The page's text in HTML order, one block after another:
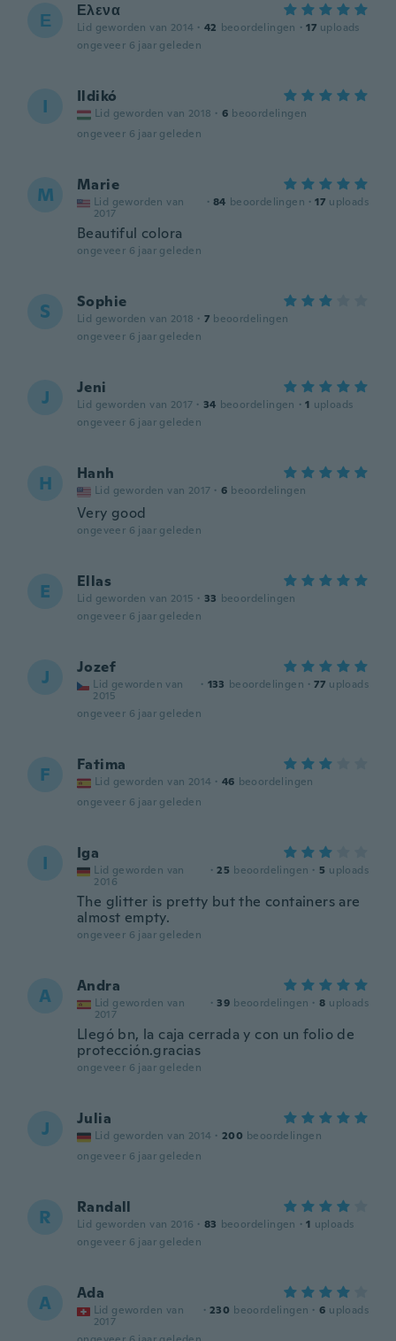
Ε Ελενα
Lid geworden van 2014 · 42 beoordelingen · 17 uploads
ongeveer 6 jaar geleden
I Ildikó
Lid geworden van 2018 · 6 beoordelingen
ongeveer 6 jaar geleden
M Marie
Lid geworden van
2017
· 84 beoordelingen · 17 uploads
Beautiful colora
ongeveer 6 jaar geleden
S Sophie
Lid geworden van 2018 · 7 beoordelingen
ongeveer 6 jaar geleden
J Jeni
Lid geworden van 2017 · 34 beoordelingen · 1 uploads
ongeveer 6 jaar geleden
H Hanh
Lid geworden van 2017 · 6 beoordelingen
Very good
ongeveer 6 jaar geleden
E Ellas
Lid geworden van 2015 · 33 beoordelingen
ongeveer 6 jaar geleden
J Jozef
Lid geworden van
2015
· 133 beoordelingen · 77 uploads
ongeveer 6 jaar geleden
F Fatima
Lid geworden van 2014 · 46 beoordelingen
ongeveer 6 jaar geleden
I Iga
Lid geworden van
2016
· 25 beoordelingen · 5 uploads
The glitter is pretty but the containers are
almost empty.
ongeveer 6 jaar geleden
A Andra
Lid geworden van
2017
· 39 beoordelingen · 8 uploads
Llegó bn, la caja cerrada y con un folio de
protección.gracias
ongeveer 6 jaar geleden
J Julia
Lid geworden van 2014 · 200 beoordelingen
ongeveer 6 jaar geleden
R Randall
Lid geworden van 2016 · 83 beoordelingen · 1 uploads
ongeveer 6 jaar geleden
A Ada
Lid geworden van
2017
· 230 beoordelingen · 6 uploads